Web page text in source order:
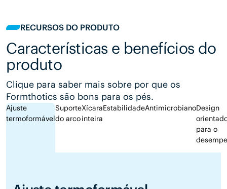
RECURSOS DO PRODUTO
Características e benefícios do
produto
Clique para saber mais sobre por que os
Formthotics são bons para os pés.
Ajuste
termoformável
Suporte
do arco
Xícara
inteira
EstabilidadeAntimicrobianoDesign
para o